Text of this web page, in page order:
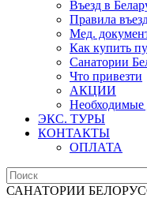
Въезд в
Правила
Мед.
Как купить
Санатории
Что привезти
АКЦИИ
Необходимые
ЭКС. ТУРЫ
КОНТАКТЫ
ОПЛАТА
САНАТОРИИ